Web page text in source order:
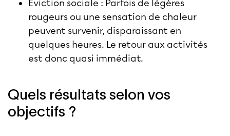
Éviction sociale : Parfois de légères
rougeurs ou une sensation de chaleur
peuvent survenir, disparaissant en
quelques heures. Le retour aux activités
est donc quasi immédiat.
Quels résultats selon vos
objectifs ?